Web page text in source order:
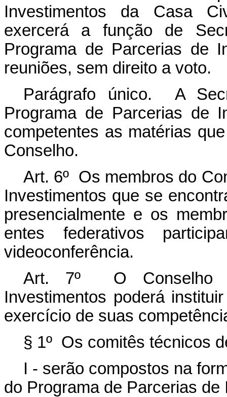
Investimentos da Casa
exercerá a função de
Programa de Parcerias de
reuniões, sem direito a voto.
Parágrafo único. A
Programa de Parcerias de
competentes as matérias
Conselho.
Art. 6º Os membros do
Investimentos que se
presencialmente e os
entes federativos
videoconferência.
Art. 7º O Conselho
Investimentos poderá
exercício de suas
§ 1º Os comitês técnicos
I - serão compostos na
do Programa de Parcerias de